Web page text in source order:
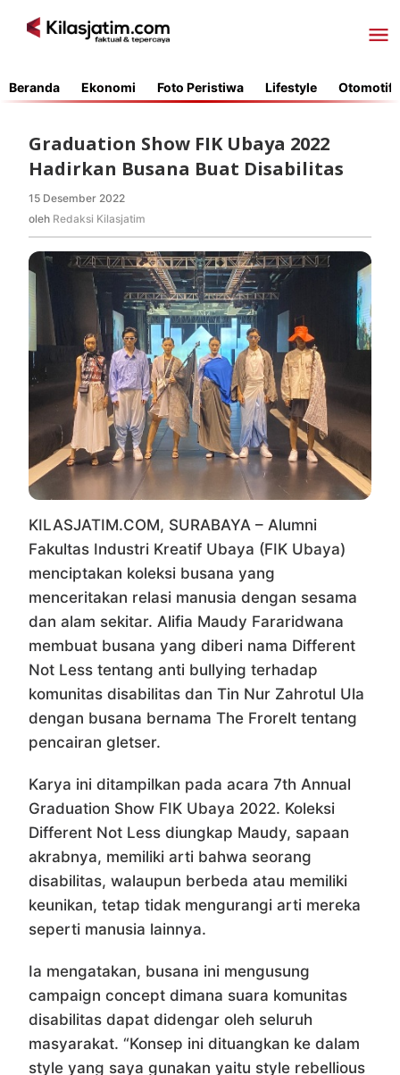
Beranda Ekonomi Foto Peristiwa Lifestyle Otomotif
Graduation Show FIK Ubaya 2022
Hadirkan Busana Buat Disabilitas
15 Desember 2022
Redaksi
oleh Redaksi Kilasjatim
KILASJATIM.COM, SURABAYA – Alumni
Fakultas Industri Kreatif Ubaya (FIK Ubaya)
menciptakan koleksi busana yang
menceritakan relasi manusia dengan sesama
dan alam sekitar. Alifia Maudy Fararidwana
membuat busana yang diberi nama Different
Not Less tentang anti bullying terhadap
komunitas disabilitas dan Tin Nur Zahrotul Ula
dengan busana bernama The Frorelt tentang
pencairan gletser.
Karya ini ditampilkan pada acara 7th Annual
Graduation Show FIK Ubaya 2022. Koleksi
Different Not Less diungkap Maudy, sapaan
akrabnya, memiliki arti bahwa seorang
disabilitas, walaupun berbeda atau memiliki
keunikan, tetap tidak mengurangi arti mereka
seperti manusia lainnya.
Ia mengatakan, busana ini mengusung
campaign concept dimana suara komunitas
disabilitas dapat didengar oleh seluruh
masyarakat. “Konsep ini dituangkan ke dalam
style yang saya gunakan yaitu style rebellious